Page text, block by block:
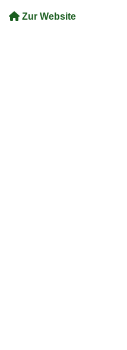
Zur Website